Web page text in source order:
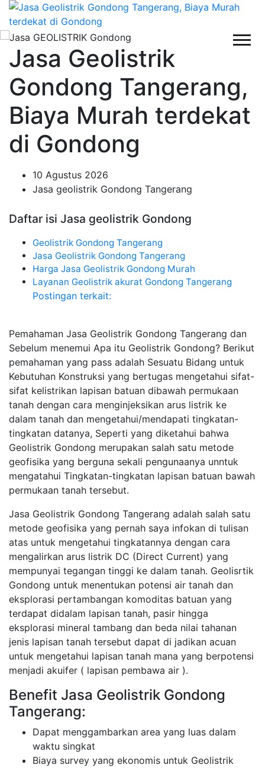
Jasa Geolistrik
Gondong Tangerang,
Biaya Murah terdekat
di Gondong
10 Agustus 2026
Jasa geolistrik Gondong Tangerang
Daftar isi Jasa geolistrik Gondong
Geolistrik Gondong Tangerang
Jasa Geolistrik Gondong Tangerang
Harga Jasa Geolistrik Gondong Murah
Layanan Geolistrik akurat Gondong Tangerang
Postingan terkait:
Pemahaman Jasa Geolistrik Gondong Tangerang dan
Sebelum menemui Apa itu Geolistrik Gondong? Berikut
pemahaman yang pass adalah Sesuatu Bidang untuk
Kebutuhan Konstruksi yang bertugas mengetahui sifat-
sifat kelistrikan lapisan batuan dibawah permukaan
tanah dengan cara menginjeksikan arus listrik ke
dalam tanah dan mengetahui/mendapati tingkatan-
tingkatan datanya, Seperti yang diketahui bahwa
Geolistrik Gondong merupakan salah satu metode
geofisika yang berguna sekali pengunaanya unntuk
mengatahui Tingkatan-tingkatan lapisan batuan bawah
permukaan tanah tersebut.
Jasa Geolistrik Gondong Tangerang adalah salah satu
metode geofisika yang pernah saya infokan di tulisan
atas untuk mengetahui tingkatannya dengan cara
mengalirkan arus listrik DC (Direct Current) yang
mempunyai tegangan tinggi ke dalam tanah. Geolisrtik
Gondong untuk menentukan potensi air tanah dan
eksplorasi pertambangan komoditas batuan yang
terdapat didalam lapisan tanah, pasir hingga
eksplorasi mineral tambang dan beda nilai tahanan
jenis lapisan tanah tersebut dapat di jadikan acuan
untuk mengetahui lapisan tanah mana yang berpotensi
menjadi akuifer ( lapisan pembawa air ).
Benefit Jasa Geolistrik Gondong
Tangerang:
Dapat menggambarkan area yang luas dalam
waktu singkat
Biaya survey yang ekonomis untuk Geolistrik